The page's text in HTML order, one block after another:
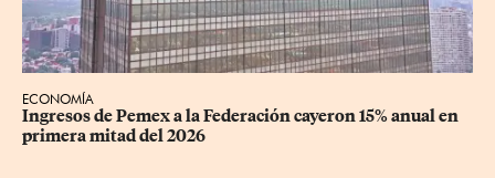
ECONOMÍA
Ingresos de Pemex a la Federación cayeron 15% anual en
primera mitad del 2026